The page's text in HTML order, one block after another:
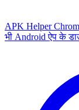
APK Helper
भी Android ऐप के